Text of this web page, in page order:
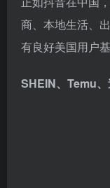
商、本地生活、
有良好美国用户